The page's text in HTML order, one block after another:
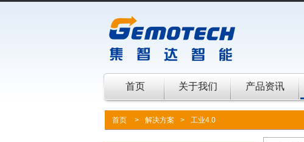
首页 关于我们 产品资讯
首页 > 解决方案 > 工业4.0